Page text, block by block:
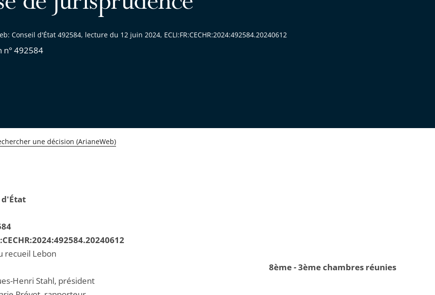
Conseil d'État 492584, lecture du 12 juin 2024, ECLI:FR:CECHR:2024:492584.20240612
n° 492584
une décision (ArianeWeb)
d'État
recueil Lebon
8ème - 3ème chambres réunies
Henri Stahl, président